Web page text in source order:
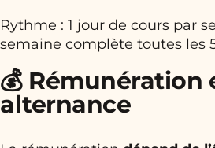
Rythme : 1 jour de cours par
semaine complète toutes les
💰 Rémunération
alternance